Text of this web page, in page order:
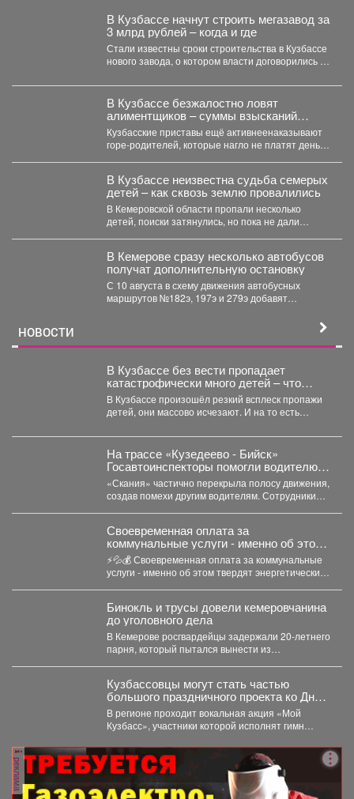
В Кузбассе начнут строить мегазавод за
3 млрд рублей – когда и где
Стали известны сроки строительства в Кузбассе
нового завода, о котором власти договорились в
В Кузбассе безжалостно ловят
алиментщиков – суммы взысканий
невероятно растут
Кузбасские приставы ещё активнеенаказывают
горе-родителей, которые нагло не платят деньги
В Кузбассе неизвестна судьба семерых
детей – как сквозь землю провалились
В Кемеровской области пропали несколько
детей, поиски затянулись, но пока не дали
В Кемерове сразу несколько автобусов
получат дополнительную остановку
С 10 августа в схему движения автобусных
маршрутов №182э, 197э и 279э добавят
НОВОСТИ
В Кузбассе без вести пропадает
катастрофически много детей – что
происходит
В Кузбассе произошёл резкий всплеск пропажи
детей, они массово исчезают. И на то есть
На трассе «Кузедеево - Бийск»
Госавтоинспекторы помогли водителю
застрявшего в кювете грузовика.
«Скания» частично перекрыла полосу движения,
создав помехи другим водителям. Сотрудники
Своевременная оплата за
коммунальные услуги - именно об этом
твердят энергетические компании.
⚡💦💰 Своевременная оплата за коммунальные
услуги - именно об этом твердят энергетические
Бинокль и трусы довели кемеровчанина
до уголовного дела
В Кемерове росгвардейцы задержали 20-летнего
парня, который пытался вынести из
Кузбассовцы могут стать частью
большого праздничного проекта ко Дню
шахтера.
В регионе проходит вокальная акция «Мой
Кузбасс», участники которой исполнят гимн
реклама